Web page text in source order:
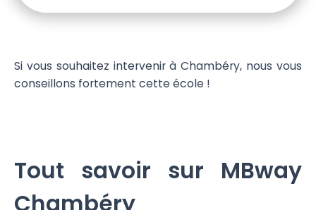
Si vous souhaitez intervenir à Chambéry, nous vous
conseillons fortement cette école !
Tout savoir sur MBway
Chambéry